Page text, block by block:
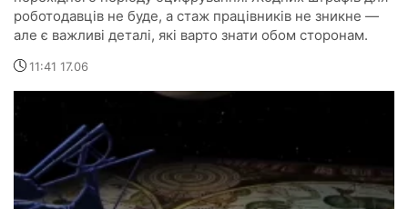
роботодавців не буде, а стаж працівників не зникне —
але є важливі деталі, які варто знати обом сторонам.
11:41 17.06